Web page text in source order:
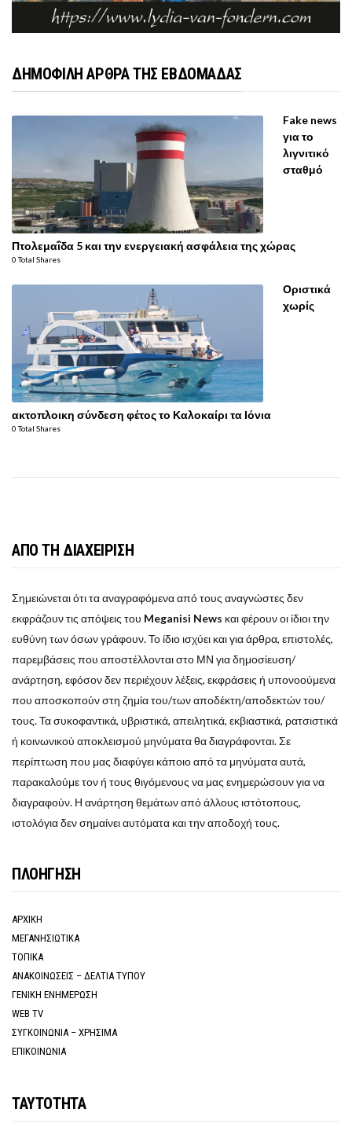
ΔΗΜΟΦΙΛΗ ΑΡΘΡΑ ΤΗΣ ΕΒΔΟΜΑΔΑΣ
Fake news
για το
λιγνιτικό
σταθμό
Πτολεμαΐδα 5 και την ενεργειακή ασφάλεια της χώρας
0 Total Shares
Οριστικά
χωρίς
ακτοπλοικη σύνδεση φέτος το Καλοκαίρι τα Ιόνια
0 Total Shares
ΑΠΟ ΤΗ ΔΙΑΧΕΙΡΙΣΗ
Σημειώνεται ότι τα αναγραφόμενα από τους αναγνώστες δεν
εκφράζουν τις απόψεις του Meganisi News και φέρουν οι ίδιοι την
ευθύνη των όσων γράφουν. Το ίδιο ισχύει και για άρθρα, επιστολές,
παρεμβάσεις που αποστέλλονται στο ΜΝ για δημοσίευση/
ανάρτηση, εφόσον δεν περιέχουν λέξεις, εκφράσεις ή υπονοούμενα
που αποσκοπούν στη ζημία του/των αποδέκτη/αποδεκτών του/
τους. Τα συκοφαντικά, υβριστικά, απειλητικά, εκβιαστικά, ρατσιστικά
ή κοινωνικού αποκλεισμού μηνύματα θα διαγράφονται. Σε
περίπτωση που μας διαφύγει κάποιο από τα μηνύματα αυτά,
παρακαλούμε τον ή τους θιγόμενους να μας ενημερώσουν για να
διαγραφούν. Η ανάρτηση θεμάτων από άλλους ιστότοπους,
ιστολόγια δεν σημαίνει αυτόματα και την αποδοχή τους.
ΠΛΟΗΓΗΣΗ
ΑΡΧΙΚΗ
ΜΕΓΑΝΗΣΙΩΤΙΚΑ
ΤΟΠΙΚΑ
ΑΝΑΚΟΙΝΩΣΕΙΣ – ΔΕΛΤΙΑ ΤΥΠΟΥ
ΓΕΝΙΚΗ ΕΝΗΜΕΡΩΣΗ
WEB TV
ΣΥΓΚΟΙΝΩΝΙΑ – ΧΡΗΣΙΜΑ
ΕΠΙΚΟΙΝΩΝΙΑ
ΤΑΥΤΟΤΗΤΑ